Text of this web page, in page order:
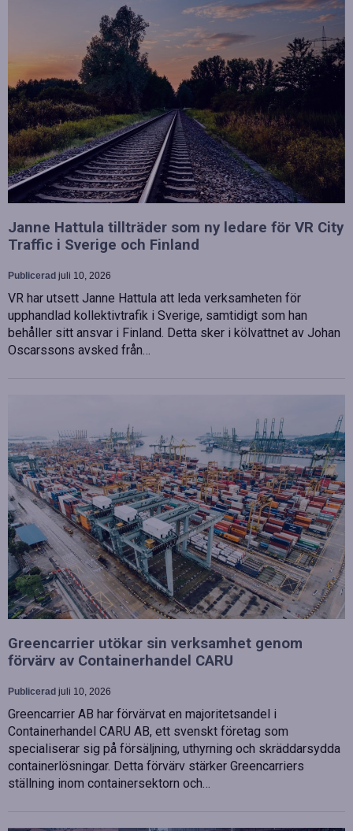
Janne Hattula tillträder som ny ledare för VR City
Traffic i Sverige och Finland
Publicerad juli 10, 2026
VR har utsett Janne Hattula att leda verksamheten för
upphandlad kollektivtrafik i Sverige, samtidigt som han
behåller sitt ansvar i Finland. Detta sker i kölvattnet av Johan
Oscarssons avsked från…
Greencarrier utökar sin verksamhet genom
förvärv av Containerhandel CARU
Publicerad juli 10, 2026
Greencarrier AB har förvärvat en majoritetsandel i
Containerhandel CARU AB, ett svenskt företag som
specialiserar sig på försäljning, uthyrning och skräddarsydda
containerlösningar. Detta förvärv stärker Greencarriers
ställning inom containersektorn och…